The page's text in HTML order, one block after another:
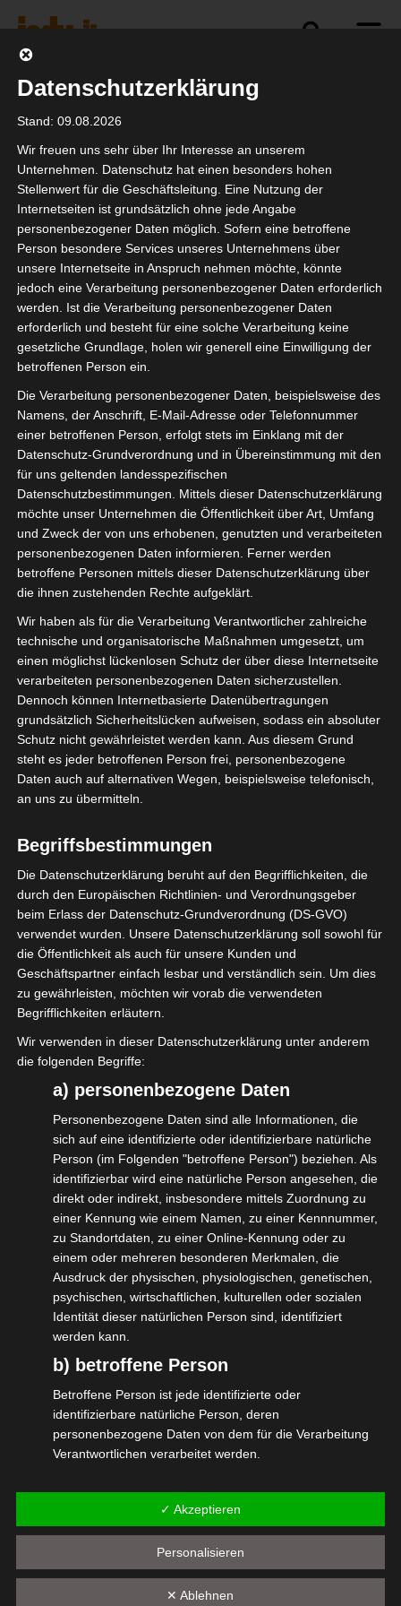
Selbstständigkeit
Jahresupdate
Elektrofachkraft –
Webinar 2025
Für Elektrofachkräfte besteht eine Pflicht
zur jährlichen Aktualisierung ihres Wissens
Der isdv e.V. setzt sich als Berufsverband
dafür ein, dass die Mitglieder, aber auch
Nicht-Mitglieder, eine niederschwellige
Möglichkeit haben, dieses Jahresupdate zu
bekommen.
Der Dozent des Webinars ist Bruno
Lamprecht, verantwortliche
Elektrofachkraft und Verantwortlicher für
Veranstaltungstechnik, Rock´n´Power
Veranstaltungselektrik GmbH.
Alle Teilnehmenden erhalten im Nachgang
ein Teilnahmezertifikat für ihre Unterlagen.
So kann man jederzeit nachweisen, dass
man befähigt ist, als Elektrofachkraft zu
agieren.
Dies gilt für Selbständige ebenso wie für
Angestellte.
Hier der Link zur Veranstaltungsseite mit
den Inhalten und der Anmeldung:
Jahres-Update Elektrofachkraft –
Ticketauswahl
#Elektrofachkraft
Datenschutzerklärung
Stand: 09.08.2026
Wir freuen uns sehr über Ihr Interesse an unserem
Unternehmen. Datenschutz hat einen besonders hohen
Stellenwert für die Geschäftsleitung. Eine Nutzung der
Internetseiten ist grundsätzlich ohne jede Angabe
personenbezogener Daten möglich. Sofern eine betroffene
Person besondere Services unseres Unternehmens über
unsere Internetseite in Anspruch nehmen möchte, könnte
jedoch eine Verarbeitung personenbezogener Daten erforderlich
werden. Ist die Verarbeitung personenbezogener Daten
erforderlich und besteht für eine solche Verarbeitung keine
gesetzliche Grundlage, holen wir generell eine Einwilligung der
betroffenen Person ein.
Die Verarbeitung personenbezogener Daten, beispielsweise des
Namens, der Anschrift, E-Mail-Adresse oder Telefonnummer
einer betroffenen Person, erfolgt stets im Einklang mit der
Datenschutz-Grundverordnung und in Übereinstimmung mit den
für uns geltenden landesspezifischen
Datenschutzbestimmungen. Mittels dieser Datenschutzerklärung
möchte unser Unternehmen die Öffentlichkeit über Art, Umfang
und Zweck der von uns erhobenen, genutzten und verarbeiteten
personenbezogenen Daten informieren. Ferner werden
betroffene Personen mittels dieser Datenschutzerklärung über
die ihnen zustehenden Rechte aufgeklärt.
Wir haben als für die Verarbeitung Verantwortlicher zahlreiche
technische und organisatorische Maßnahmen umgesetzt, um
einen möglichst lückenlosen Schutz der über diese Internetseite
verarbeiteten personenbezogenen Daten sicherzustellen.
Dennoch können Internetbasierte Datenübertragungen
grundsätzlich Sicherheitslücken aufweisen, sodass ein absoluter
Schutz nicht gewährleistet werden kann. Aus diesem Grund
steht es jeder betroffenen Person frei, personenbezogene
Daten auch auf alternativen Wegen, beispielsweise telefonisch,
an uns zu übermitteln.
Begriffsbestimmungen
Die Datenschutzerklärung beruht auf den Begrifflichkeiten, die
durch den Europäischen Richtlinien- und Verordnungsgeber
beim Erlass der Datenschutz-Grundverordnung (DS-GVO)
verwendet wurden. Unsere Datenschutzerklärung soll sowohl für
die Öffentlichkeit als auch für unsere Kunden und
Geschäftspartner einfach lesbar und verständlich sein. Um dies
zu gewährleisten, möchten wir vorab die verwendeten
Begrifflichkeiten erläutern.
Wir verwenden in dieser Datenschutzerklärung unter anderem
die folgenden Begriffe:
a) personenbezogene Daten
Personenbezogene Daten sind alle Informationen, die
sich auf eine identifizierte oder identifizierbare natürliche
Person (im Folgenden "betroffene Person") beziehen. Als
identifizierbar wird eine natürliche Person angesehen, die
direkt oder indirekt, insbesondere mittels Zuordnung zu
einer Kennung wie einem Namen, zu einer Kennnummer,
zu Standortdaten, zu einer Online-Kennung oder zu
einem oder mehreren besonderen Merkmalen, die
Ausdruck der physischen, physiologischen, genetischen,
psychischen, wirtschaftlichen, kulturellen oder sozialen
Identität dieser natürlichen Person sind, identifiziert
werden kann.
b) betroffene Person
Betroffene Person ist jede identifizierte oder
identifizierbare natürliche Person, deren
personenbezogene Daten von dem für die Verarbeitung
Verantwortlichen verarbeitet werden.
Verarbeitung ist jeder mit oder ohne Hilfe automatisierter
Verfahren ausgeführte Vorgang oder jede solche
Vorgangsreihe im Zusammenhang mit
personenbezogenen Daten wie das Erheben, das
Erfassen, die Organisation, das Ordnen, die Speicherung,
✓ Akzeptieren
Personalisieren
✕ Ablehnen